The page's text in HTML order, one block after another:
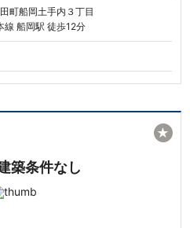
町船岡土手内３丁目
線 船岡駅 徒歩12分
築条件なし
★